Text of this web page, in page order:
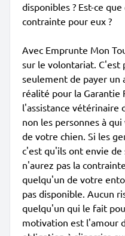
disponibles ? Est-ce
contrainte pour eux ?
Avec Emprunte Mon
sur le volontariat.
seulement de payer un
réalité pour la Garantie
l'assistance vétérinaire
non les personnes à
de votre chien. Si les
c'est qu'ils ont envie de
n'aurez pas la
quelqu'un de votre
pas disponible. Aucun
quelqu'un qui le fait
motivation est l'amour